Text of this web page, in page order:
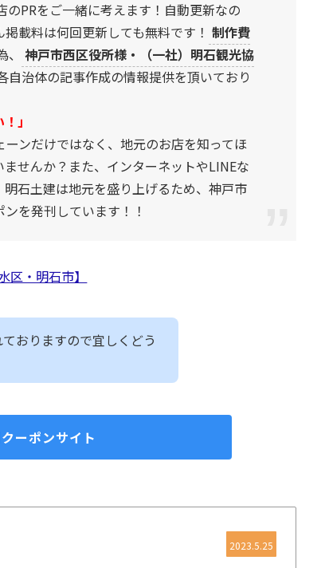
PRをご一緒に考えます！自動更新なの
載料は何回更新しても無料です！ 制作費
神戸市西区役所様・（一社）明石観光協
治体の記事作成の情報提供を頂いており
」
ンだけではなく、地元のお店を知ってほ
せんか？また、インターネットやLINEな
石土建は地元を盛り上げるため、神戸市
を発刊しています！！
・明石市】
おりますので宜しくどう
ーポンサイト
2023.5.25